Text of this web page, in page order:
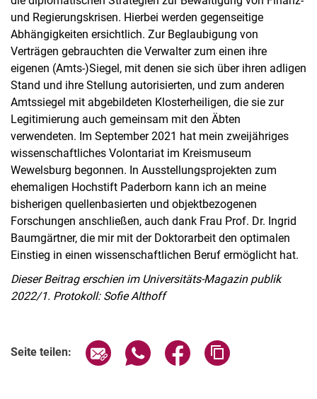
und Regierungskrisen. Hierbei werden gegenseitige
Abhängigkeiten ersichtlich. Zur Beglaubigung von
Verträgen gebrauchten die Verwalter zum einen ihre
eigenen (Amts-)Siegel, mit denen sie sich über ihren adligen
Stand und ihre Stellung autorisierten, und zum anderen
Amtssiegel mit abgebildeten Klosterheiligen, die sie zur
Legitimierung auch gemeinsam mit den Äbten
verwendeten. Im September 2021 hat mein zweijähriges
wissenschaftliches Volontariat im Kreismuseum
Wewelsburg begonnen. In Ausstellungsprojekten zum
ehemaligen Hochstift Paderborn kann ich an meine
bisherigen quellenbasierten und objektbezogenen
Forschungen anschließen, auch dank Frau Prof. Dr. Ingrid
Baumgärtner, die mir mit der Doktorarbeit den optimalen
Einstieg in einen wissenschaftlichen Beruf ermöglicht hat.
Dieser Beitrag erschien im Universitäts-Magazin publik
2022/1. Protokoll: Sofie Althoff
Seite teilen: Seite über E-Mail teilen
Seite über WhatsApp teilen
Seite über Facebook